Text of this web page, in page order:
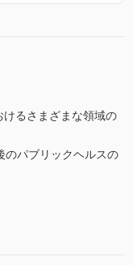
るさまざまな領域の
のパブリックヘルスの